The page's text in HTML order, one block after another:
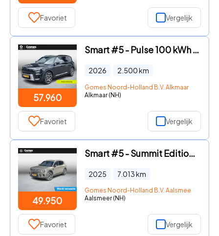
Favoriet Vergelijk
57.960
Smart #5 - Pulse 100 kWh | 4X4 | Panoramadak | Elektrische stoelen | St
2026 2.500km
Gomes Noord-Holland B.V. Alkmaar
Alkmaar (NH)
Favoriet Vergelijk
49.950
Smart #5 - Summit Edition 100 kWh
2025 7.013km
Gomes Noord-Holland B.V. Aalsmeer
Aalsmeer (NH)
Favoriet Vergelijk